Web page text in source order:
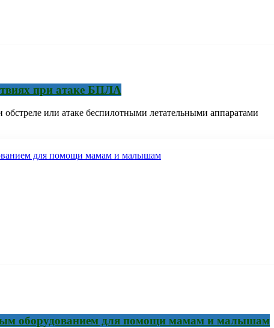
при атаке БПЛА
или атаке беспилотными летательными аппаратами
оборудованием для помощи мамам и малышам